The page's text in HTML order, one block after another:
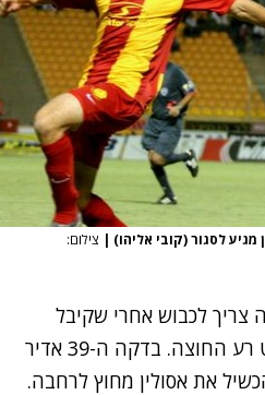
מגיע לסגור (קובי אליהו) | צילום:
צריך לכבוש אחרי שקיבל
כדור עומק מאוחיון אך בעט רע החוצה. בדקה ה-39 אדיר
את אסולין מחוץ לרחבה.